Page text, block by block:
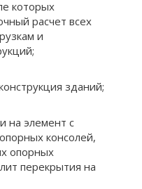
которых
расчет всех
и
зданий;
на элемент с
консолей,
опорных
перекрытия на